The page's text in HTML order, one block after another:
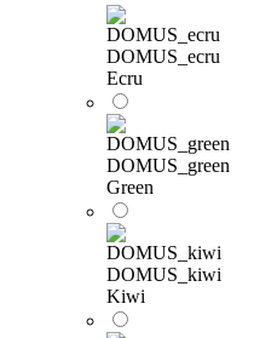
DOMUS_ecru
Ecru
DOMUS_green
Green
DOMUS_kiwi
Kiwi